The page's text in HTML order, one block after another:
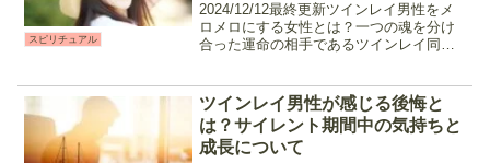
スピリチュアル
2024/12/12最終更新ツインレイ男性をメ
ロメロにする女性とは？一つの魂を分け
合った運命の相手であるツインレイ同士
ても痛くないと思う程溺愛するのです
が、大前提として...
ツインレイ男性が感じる後悔と
は？サイレント期間中の気持ちと
成長について